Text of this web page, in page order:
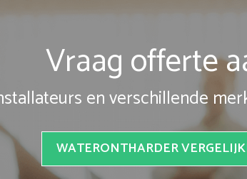
Vraag offerte
en verschillende
WATERONTHARDER